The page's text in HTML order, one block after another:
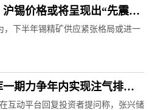
锡价格或将呈现出“先震荡
局
，下半年锡精矿供应紧张格局或进一
期力争年内实现注气排卤
互动平台回复投资者提问称，张兴储